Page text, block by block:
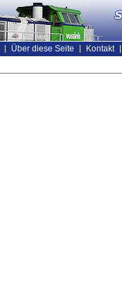
Über diese Seite Kontakt